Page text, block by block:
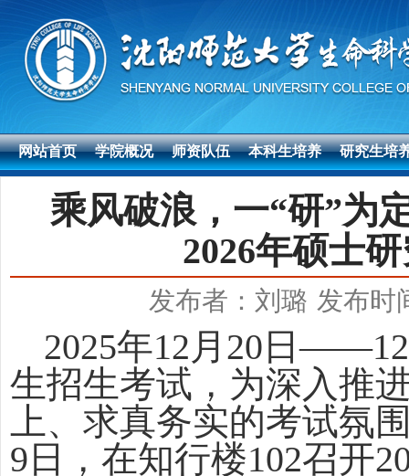
网站首页 学院概况 师资队伍 本科生培养 研究生培
乘风破浪，一“研”
2026年硕士
发布者：刘璐 发布时
2025年12月 20 日——12
生招生考试，为深入推
上、求真务实的考试氛
9 日，在知行楼102召开